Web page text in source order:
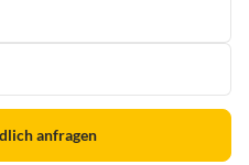
anfragen